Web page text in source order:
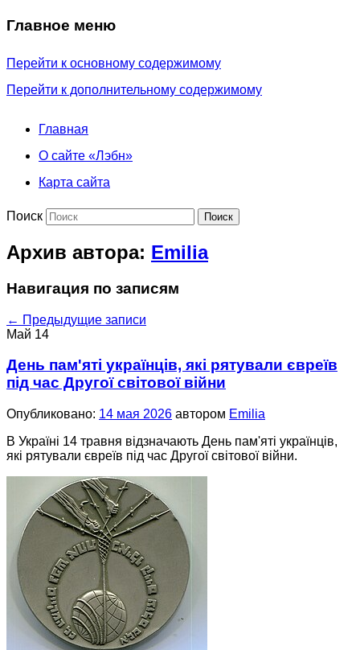
Главное меню
Перейти к основному содержимому
Перейти к дополнительному содержимому
Главная
О сайте «Лэбн»
Карта сайта
Поиск
Архив автора: Emilia
Навигация по записям
← Предыдущие записи
Май 14
День пам'яті українців, які рятували євреїв
під час Другої світової війни
Опубликовано: 14 мая 2026 автором Emilia
В Україні 14 травня відзначають День пам'яті українців,
які рятували євреїв під час Другої світової війни.